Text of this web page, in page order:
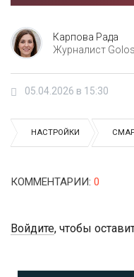
Карпова Рада
Журналист
05.04.2026 в 15:30
НАСТРОЙКИ
КОММЕНТАРИИ: 0
Войдите, чтобы